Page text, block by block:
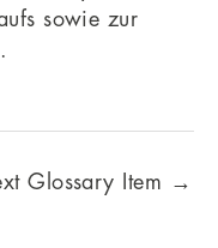
sowie zur
Glossary Item →